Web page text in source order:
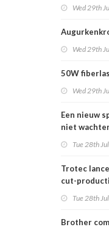
Wed 29th
Wed 29th
50W
Wed 29th
Een nieuw
niet
Tue 28th Jul
Trotec
cut-
Tue 28th Jul
Brother